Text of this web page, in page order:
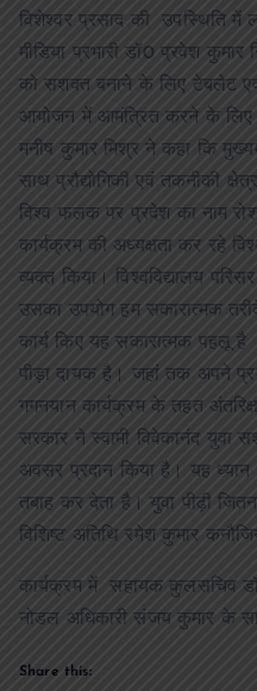
विशेश्वर प्रसाद की उपस्थिति में
मीडिया प्रभारी डॉ0 प्रवेश
को सशक्त बनाने के लिए टेबलेट एवं
आयोजन में आमंत्रित करने के लिए
मनीष कुमार मिश्र ने कहा कि
साथ प्रौद्योगिकी एवं तकनीकी
विश्व फलक पर प्रदेश का नाम
कार्यक्रम की अध्यक्षता कर रहे
व्यक्त किया। विश्वविद्यालय
उसका उपयोग हम सकारात्मक
कार्य किए यह सकारात्मक पहलू है
पीड़ा दायक है। जहां तक अपने
गगनयान कार्यक्रम के तहत
सरकार ने स्वामी विवेकानंद युवा
अवसर प्रदान किया है। यह
तबाह कर देता है। युवा पीढ़ी
विशिष्ट अतिथि रमेश कुमार
कार्यक्रम में सहायक कुलसचिव डॉ.
नोडल अधिकारी संजय कुमार के
Share this: